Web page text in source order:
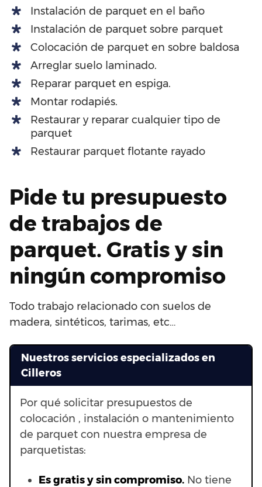
Instalación de parquet en el baño
Instalación de parquet sobre parquet
Colocación de parquet en sobre baldosa
Arreglar suelo laminado.
Reparar parquet en espiga.
Montar rodapiés.
Restaurar y reparar cualquier tipo de
parquet
Restaurar parquet flotante rayado
Pide tu presupuesto
de trabajos de
parquet. Gratis y sin
ningún compromiso
Todo trabajo relacionado con suelos de
madera, sintéticos, tarimas, etc…
Nuestros servicios especializados en
Cilleros
Por qué solicitar presupuestos de
colocación , instalación o mantenimiento
de parquet con nuestra empresa de
parquetistas:
Es gratis y sin compromiso. No tiene